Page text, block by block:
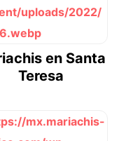
en Santa
Teresa